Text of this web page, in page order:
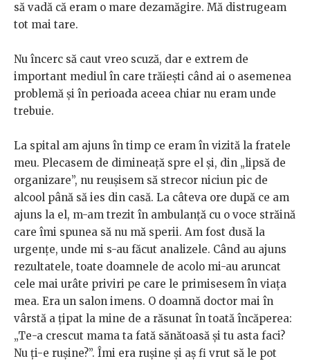
să vadă că eram o mare dezamăgire. Mă distrugeam
tot mai tare.
Nu încerc să caut vreo scuză, dar e extrem de
important mediul în care trăiești când ai o asemenea
problemă și în perioada aceea chiar nu eram unde
trebuie.
La spital am ajuns în timp ce eram în vizită la fratele
meu. Plecasem de dimineață spre el și, din „lipsă de
organizare”, nu reușisem să strecor niciun pic de
alcool până să ies din casă. La câteva ore după ce am
ajuns la el, m-am trezit în ambulanță cu o voce străină
care îmi spunea să nu mă sperii. Am fost dusă la
urgențe, unde mi s-au făcut analizele. Când au ajuns
rezultatele, toate doamnele de acolo mi-au aruncat
cele mai urâte priviri pe care le primisesem în viața
mea. Era un salon imens. O doamnă doctor mai în
vârstă a țipat la mine de a răsunat în toată încăperea:
„Te-a crescut mama ta fată sănătoasă și tu asta faci?
Nu ți-e rușine?”. Îmi era rușine și aș fi vrut să le pot